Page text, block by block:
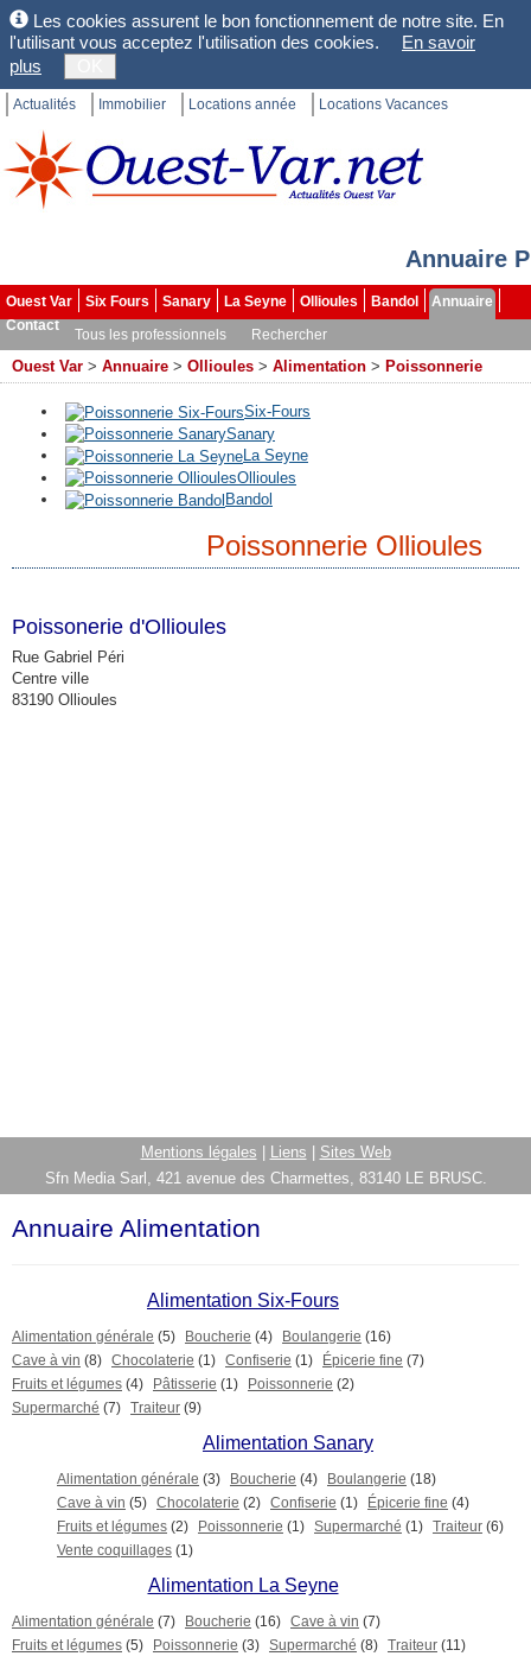
Les cookies assurent le bon fonctionnement de notre site. En
l'utilisant vous acceptez l'utilisation des cookies.
En savoir
plus
Actualités Immobilier Locations année Locations Vacances
Annuaire
Ouest Var Six Fours Sanary La Seyne Ollioules Bandol
Annuaire
Contact
Tous les professionnels Rechercher
Ouest Var > Annuaire > Ollioules > Alimentation > Poissonnerie
Six-Fours
Sanary
La Seyne
Ollioules
Bandol
Poissonnerie Ollioules
Poissonerie d'Ollioules
Rue Gabriel Péri
Centre ville
83190 Ollioules
Mentions légales Liens
Sites Web
Sfn Media Sarl, 421 avenue des Charmettes, 83140 LE BRUSC.
Annuaire Alimentation
Alimentation Six-Fours
Alimentation générale (5) Boucherie (4) Boulangerie (16)
Cave à vin (8) Chocolaterie (1) Confiserie (1) Épicerie fine (7)
Fruits et légumes (4) Pâtisserie (1) Poissonnerie (2)
Supermarché (7) Traiteur (9)
Alimentation Sanary
Alimentation générale (3) Boucherie (4) Boulangerie (18)
Cave à vin (5) Chocolaterie (2) Confiserie (1) Épicerie fine (4)
Fruits et légumes (2) Poissonnerie (1) Supermarché (1) Traiteur (6)
Vente coquillages (1)
Alimentation La Seyne
Alimentation générale (7) Boucherie (16) Cave à vin (7)
Fruits et légumes (5) Poissonnerie (3) Supermarché (8) Traiteur (11)